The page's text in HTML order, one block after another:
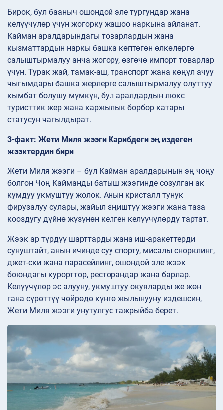
Бирок, бул бааныч ошондой эле тургундар жана
келүүчүлөр үчүн жогорку жашоо наркына айланат.
Кайман аралдарындагы товарлардын жана
кызматтардын наркы башка көптөгөн өлкөлөргө
салыштырмалуу анча жогору, өзгөчө импорт товарлар
үчүн. Турак жай, тамак-аш, транспорт жана көңүл ачуу
чыгымдары башка жерлерге салыштырмалуу олуттуу
кымбат болушу мүмкүн, бул аралдардын люкс
туристтик жер жана каржылык борбор катары
статусун чагылдырат.
3-факт: Жети Миля жээги Карибдеги эң издеген
жээктердин бири
Жети Миля жээги – бул Кайман аралдарынын эң чоңу
болгон Чоң Кайманды батыш жээгинде созулган ак
кумдуу укмуштуу жолок. Анын кристалл тунук
фирузалуу сулары, жайыл эңиштүү жээги жана таза
кооздугу дүйнө жүзүнөн келген келүүчүлөрдү тартат.
Жээк ар түрдүү шарттарды жана иш-аракеттерди
сунуштайт, анын ичинде суу спорту, мисалы снорклинг,
джет-ски жана парасейлинг, ошондой эле жээк
боюндагы курорттор, ресторандар жана барлар.
Келүүчүлөр эс алууну, укмуштуу окуяларды же жөн
гана сүрөттүү чөйрөдө күнгө жылынууну издешсин,
Жети Миля жээги унутулгус тажрыйба берет.